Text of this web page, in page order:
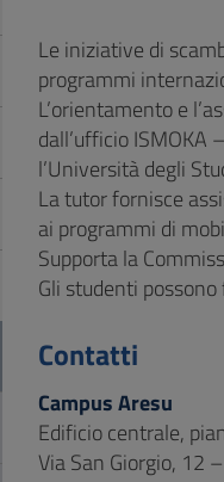
Le iniziative di
programmi
L’orientamento e
dall’ufficio
l’Università degli
La tutor fornisce
ai programmi di
Supporta la
Gli studenti
Contatti
Campus Aresu
Edificio centrale,
Via San Giorgio, 12